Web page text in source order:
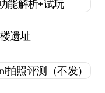
遗址